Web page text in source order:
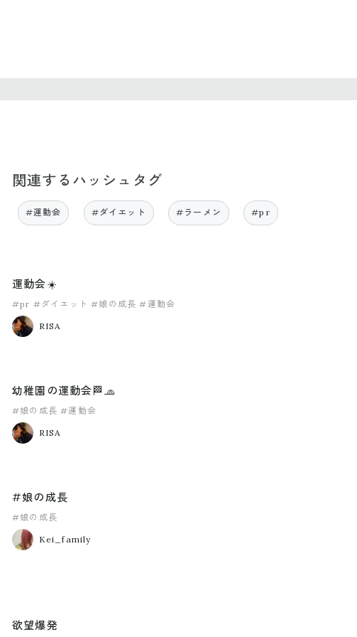
関連するハッシュタグ
#運動会 #ダイエット #ラーメン #pr
運動会☀️
#pr #ダイエット #娘の成長 #運動会
RISA
幼稚園の運動会🏁🧢
#娘の成長 #運動会
RISA
#娘の成長
#娘の成長
Kei_family
欲望爆発